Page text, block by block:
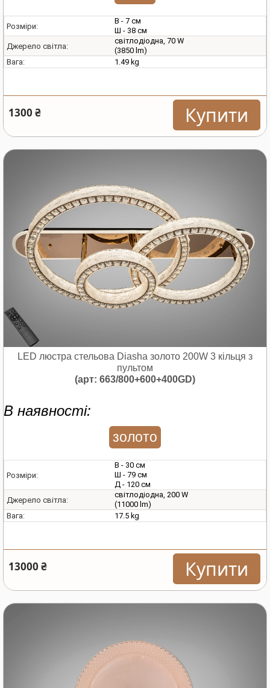
Розміри:
В - 7 см
Ш - 38 см
Джерело світла:
світлодіодна, 70 W
(3850 lm)
Вага:
1.49 kg
1300 ₴ Купити
LED люстра стельова Diasha золото 200W 3 кільця з
пультом
(арт: 663/800+600+400GD)
В наявності:
золото
Розміри:
В - 30 см
Ш - 79 см
Д - 120 см
Джерело світла:
світлодіодна, 200 W
(11000 lm)
Вага:
17.5 kg
13000 ₴ Купити